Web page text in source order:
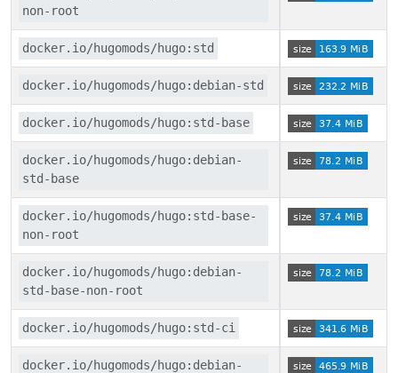
non-root
docker.io/hugomods/hugo:std
docker.io/hugomods/hugo:debian-std
docker.io/hugomods/hugo:std-base
docker.io/hugomods/hugo:debian-
std-base
docker.io/hugomods/hugo:std-base-
non-root
docker.io/hugomods/hugo:debian-
std-base-non-root
docker.io/hugomods/hugo:std-ci
docker.io/hugomods/hugo:debian-